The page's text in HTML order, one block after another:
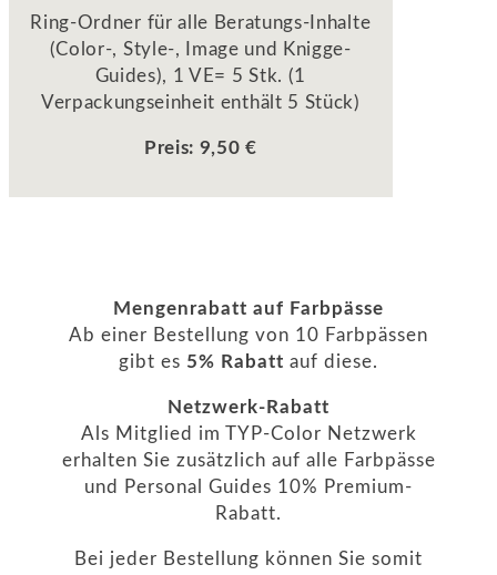
Ring-Ordner für alle Beratungs-Inhalte
(Color-, Style-, Image und Knigge-
Guides), 1 VE= 5 Stk. (1
Verpackungseinheit enthält 5 Stück)
Preis: 9,50 €
Mengenrabatt auf Farbpässe
Ab einer Bestellung von 10 Farbpässen
gibt es 5% Rabatt auf diese.
Netzwerk-Rabatt
Als Mitglied im TYP-Color Netzwerk
erhalten Sie zusätzlich auf alle Farbpässe
und Personal Guides 10% Premium-
Rabatt.
Bei jeder Bestellung können Sie somit